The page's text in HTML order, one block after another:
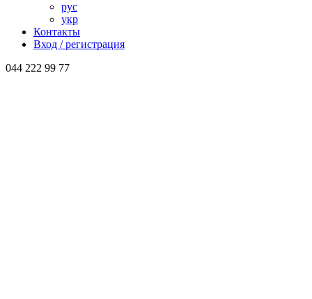
рус
укр
Контакты
Вход / регистрация
044 222 99 77